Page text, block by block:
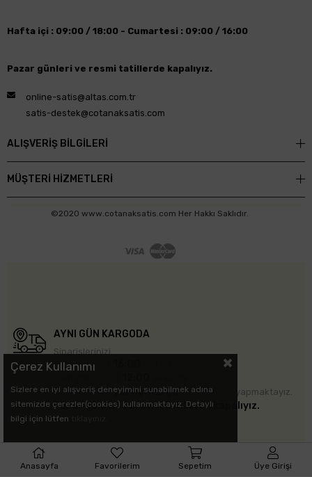
Hafta içi : 09:00 / 18:00 - Cumartesi : 09:00 / 16:00
Pazar günleri ve resmi tatillerde kapalıyız.
online-satis@altas.com.tr
satis-destek@cotanaksatis.com
ALIŞVERİŞ BİLGİLERİ
MÜŞTERİ HİZMETLERİ
©2020 www.cotanaksatis.com Her Hakkı Saklıdır.
AYNI GÜN KARGODA
Siparişlerinizi
Hafta içi saat
Paketleyerekyurtiçi kargoile gönderim yapmaktayız.
Pazar günleri ve resmi tatillerde kapalıyız.
Çerez Kullanımı
Sizlere en iyi alışveriş deneyimini sunabilmek adına
sitemizde çerezler(cookies) kullanmaktayız. Detaylı
bilgi için lütfen
Anasayfa Favorilerim Sepetim Üye Girişi